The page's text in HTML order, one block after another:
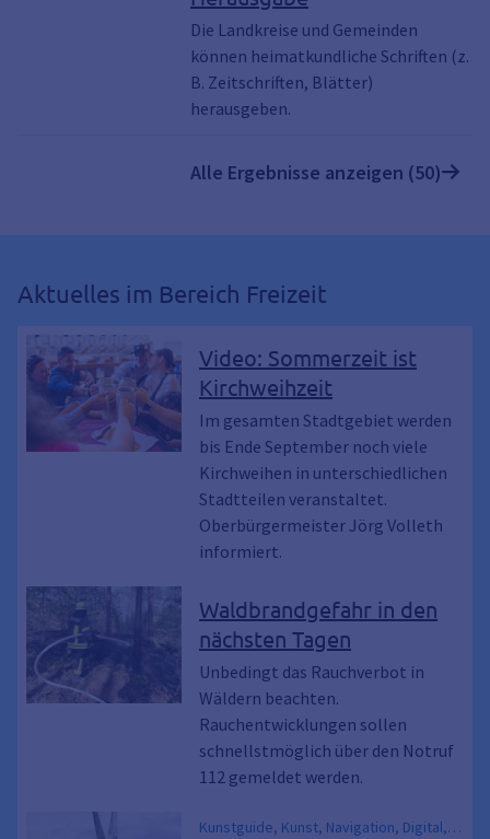
Die Landkreise und Gemeinden
können heimatkundliche Schriften (z.
B. Zeitschriften, Blätter)
herausgeben.
Alle Ergebnisse anzeigen (50)
Aktuelles im Bereich Freizeit
Video: Sommerzeit ist
Kirchweihzeit
Im gesamten Stadtgebiet werden
bis Ende September noch viele
Kirchweihen in unterschiedlichen
Stadtteilen veranstaltet.
Oberbürgermeister Jörg Volleth
informiert.
Waldbrandgefahr in den
nächsten Tagen
Unbedingt das Rauchverbot in
Wäldern beachten.
Rauchentwicklungen sollen
schnellstmöglich über den Notruf
112 gemeldet werden.
Kunstguide, Kunst, Navigation, Digital,